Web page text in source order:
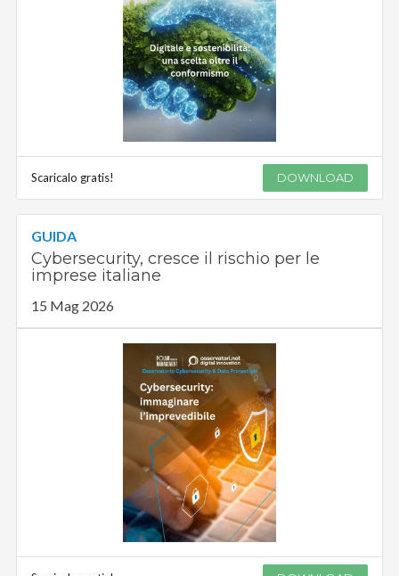
Scaricalo gratis! DOWNLOAD
GUIDA
Cybersecurity, cresce il rischio per le
imprese italiane
15 Mag 2026